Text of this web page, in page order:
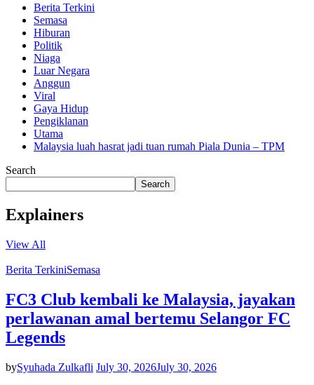
Berita Terkini
Semasa
Hiburan
Politik
Niaga
Luar Negara
Anggun
Viral
Gaya Hidup
Pengiklanan
Utama
Malaysia luah hasrat jadi tuan rumah Piala Dunia – TPM
Search
Search
Explainers
View All
Berita TerkiniSemasa
FC3 Club kembali ke Malaysia, jayakan
perlawanan amal bertemu Selangor FC
Legends
bySyuhada Zulkafli July 30, 2026July 30, 2026